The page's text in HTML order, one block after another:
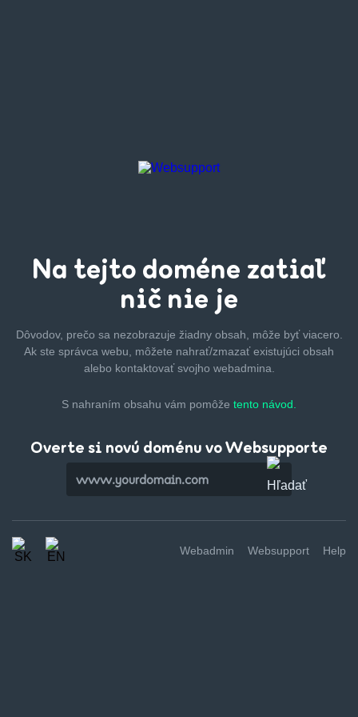
Na tejto doméne zatiaľ
nič nie je
Dôvodov, prečo sa nezobrazuje žiadny obsah, môže byťviacero.
Ak ste správca webu, môžete nahrať/zmazaťexistujúci obsah
alebo kontaktovať svojho webadmina.
S nahraním obsahu vám pomôže tento návod.
Overte si novú doménu vo Websupporte
Webadmin Websupport Help